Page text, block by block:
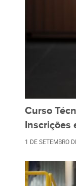
Curso
Inscrições
1 DE SETEMBRO